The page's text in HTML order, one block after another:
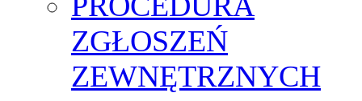
ZGŁOSZEŃ
ZEWNĘTRZNYCH